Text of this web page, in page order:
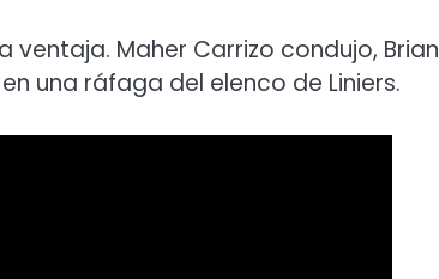
Maher Carrizo condujo, Brian
una ráfaga del elenco de Liniers.